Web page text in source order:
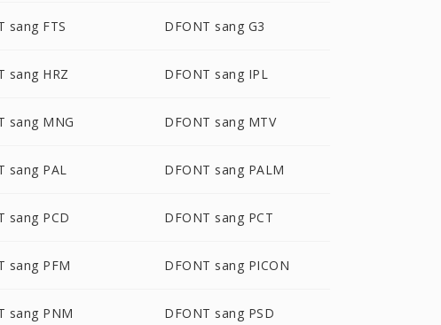
sang FTS DFONT sang G3
sang HRZ DFONT sang IPL
sang MNG DFONT sang MTV
sang PAL DFONT sang PALM
sang PCD DFONT sang PCT
sang PFM DFONT sang PICON
sang PNM DFONT sang PSD